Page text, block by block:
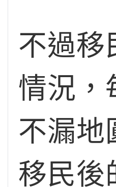
不過移
情況，
不漏地
移民後